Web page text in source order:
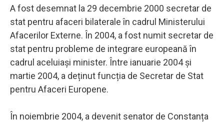
A fost desemnat la 29 decembrie 2000 secretar de
stat pentru afaceri bilaterale în cadrul Ministerului
Afacerilor Externe. În 2004, a fost numit secretar de
stat pentru probleme de integrare europeană în
cadrul aceluiași minister. Între ianuarie 2004 și
martie 2004, a deținut funcția de Secretar de Stat
pentru Afaceri Europene.
În noiembrie 2004, a devenit senator de Constanța